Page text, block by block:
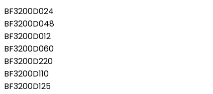
BF3200D024
BF3200D048
BF3200D012
BF3200D060
BF3200D220
BF3200D110
BF3200D125